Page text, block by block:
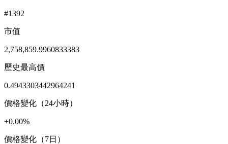
#1392
市值
2,758,859.9960833383
歷史最高價
0.4943303442964241
價格變化（24小時）
+0.00%
價格變化（7日）